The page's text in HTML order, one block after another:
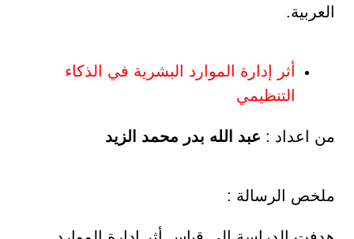
العربية.
أثر إدارة الموارد البشرية في الذكاء
التنظيمي
من اعداد : عبد الله بدر محمد الزيد
ملخص الرسالة :